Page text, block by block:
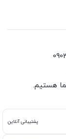
پشتیبانی آنلاین